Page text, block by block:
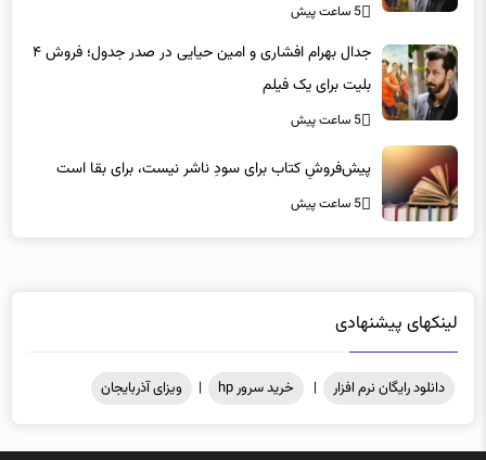
5 ساعت پیش
جدال بهرام افشاری و امین حیایی در صدر جدول؛ فروش ۴
بلیت برای یک فیلم
5 ساعت پیش
پیش‌فروشِ کتاب برای سودِ ناشر نیست، برای بقا است
5 ساعت پیش
لینکهای پیشنهادی
دانلود رایگان نرم افزار | خرید سرور hp | ویزای آذربایجان